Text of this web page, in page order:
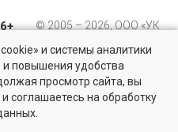
вариантов на вторичом
© 2005 – 2026, ООО «УК
196105, Санкт-
Петербург, пр. Юрия
Гагарина, 1
и системы аналитики
и повышения удобства
просмотр сайта, вы
соглашаетесь на обработку